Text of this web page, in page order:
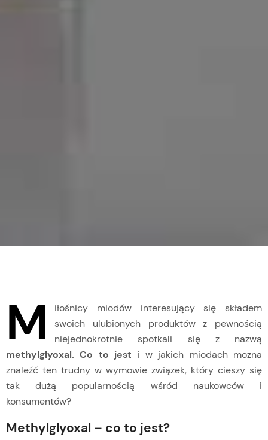
M
iłośnicy miodów interesujący się składem
swoich ulubionych produktów z pewnością
niejednokrotnie spotkali się z nazwą
methylglyoxal. Co to jest i w jakich miodach można
znaleźć ten trudny w wymowie związek, który cieszy się
tak dużą popularnością wśród naukowców i
konsumentów?
Methylglyoxal – co to jest?